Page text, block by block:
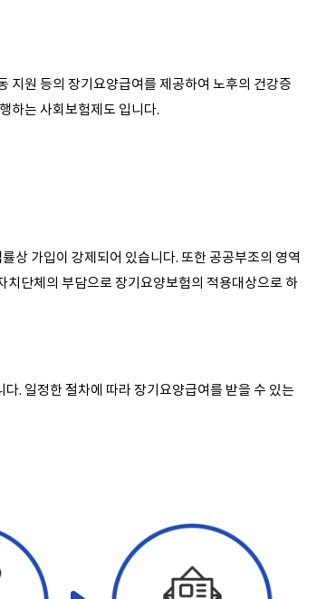
지원 등의 장기요양급여를 제공하여 노후의 건강증
하는 사회보험제도 입니다.
상 가입이 강제되어 있습니다. 또한 공공부조의 영역
단체의 부담으로 장기요양보험의 적용대상으로 하
. 일정한 절차에 따라 장기요양급여를 받을 수 있는